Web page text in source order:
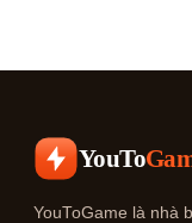
YouTo
YouToGame là nhà